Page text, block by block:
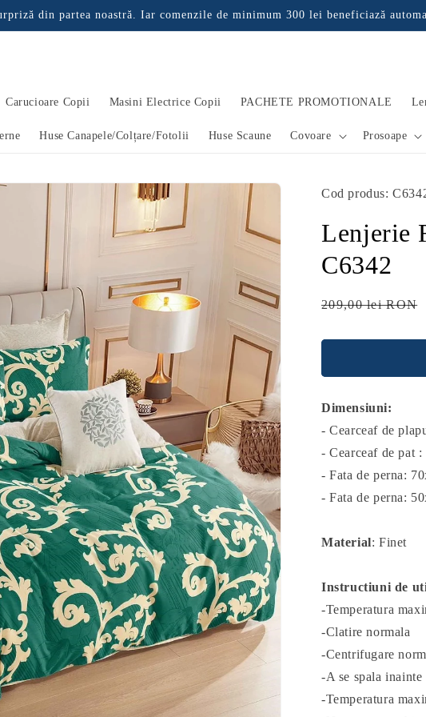
din partea noastră. Iar comenzile de minimum 300 lei beneficiază
Carucioare Copii Masini Electrice Copii PACHETE PROMOTIONALE
Huse Canapele/Colțare/Fotolii Huse Scaune Covoare Prosoape
Cod produs:
Lenjerie
C6342
Preț
209,00 lei RON
Dimensiuni:
- Cearceaf de
- Cearceaf de pat
- Fata de perna:
- Fata de perna:
Material: Finet
Instructiuni de
-Temperatura
-Clatire normala
-Centrifugare
-A se spala
-Temperatura